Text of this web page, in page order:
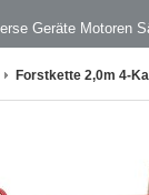
Geräte Motoren
Forstkette 2,0m 4-